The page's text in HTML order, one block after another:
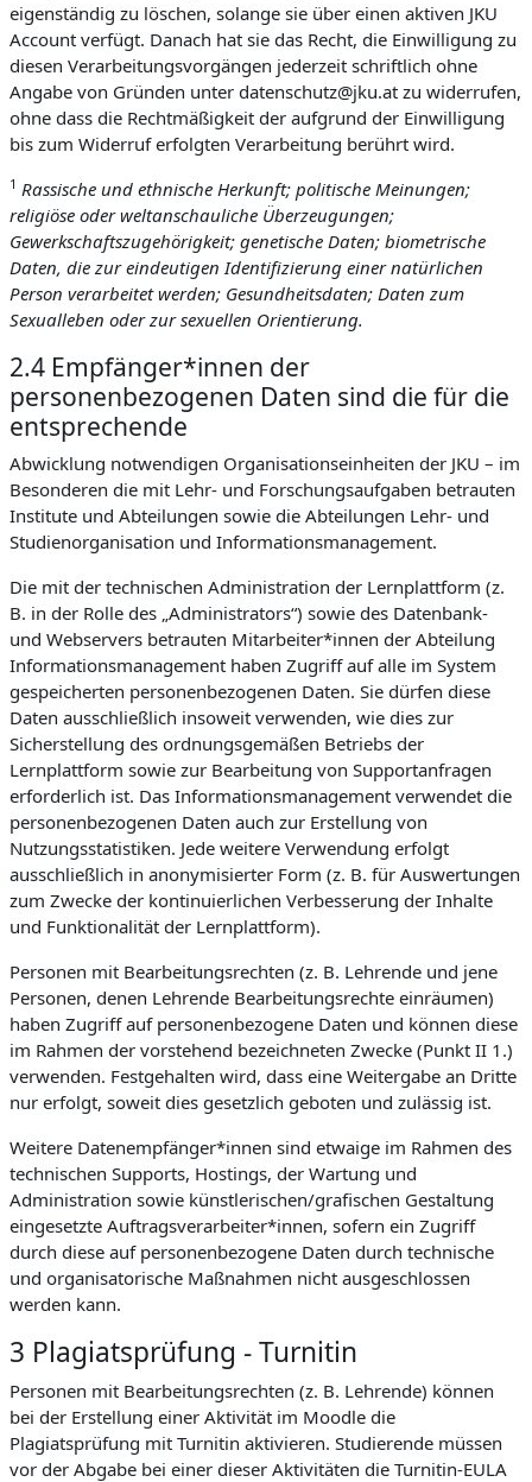
eigenständig zu löschen, solange sie über einen aktiven JKU
Account verfügt. Danach hat sie das Recht, die Einwilligung zu
diesen Verarbeitungsvorgängen jederzeit schriftlich ohne
Angabe von Gründen unter datenschutz@jku.at zu widerrufen,
ohne dass die Rechtmäßigkeit der aufgrund der Einwilligung
bis zum Widerruf erfolgten Verarbeitung berührt wird.
1 Rassische und ethnische Herkunft; politische Meinungen;
religiöse oder weltanschauliche Überzeugungen;
Gewerkschaftszugehörigkeit; genetische Daten; biometrische
Daten, die zur eindeutigen Identifizierung einer natürlichen
Person verarbeitet werden; Gesundheitsdaten; Daten zum
Sexualleben oder zur sexuellen Orientierung.
2.4 Empfänger*innen der
personenbezogenen Daten sind die für die
entsprechende
Abwicklung notwendigen Organisationseinheiten der JKU – im
Besonderen die mit Lehr- und Forschungsaufgaben betrauten
Institute und Abteilungen sowie die Abteilungen Lehr- und
Studienorganisation und Informationsmanagement.
Die mit der technischen Administration der Lernplattform (z.
B. in der Rolle des „Administrators“) sowie des Datenbank-
und Webservers betrauten Mitarbeiter*innen der Abteilung
Informationsmanagement haben Zugriff auf alle im System
gespeicherten personenbezogenen Daten. Sie dürfen diese
Daten ausschließlich insoweit verwenden, wie dies zur
Sicherstellung des ordnungsgemäßen Betriebs der
Lernplattform sowie zur Bearbeitung von Supportanfragen
erforderlich ist. Das Informationsmanagement verwendet die
personenbezogenen Daten auch zur Erstellung von
Nutzungsstatistiken. Jede weitere Verwendung erfolgt
ausschließlich in anonymisierter Form (z. B. für Auswertungen
zum Zwecke der kontinuierlichen Verbesserung der Inhalte
und Funktionalität der Lernplattform).
Personen mit Bearbeitungsrechten (z. B. Lehrende und jene
Personen, denen Lehrende Bearbeitungsrechte einräumen)
haben Zugriff auf personenbezogene Daten und können diese
im Rahmen der vorstehend bezeichneten Zwecke (Punkt II 1.)
verwenden. Festgehalten wird, dass eine Weitergabe an Dritte
nur erfolgt, soweit dies gesetzlich geboten und zulässig ist.
Weitere Datenempfänger*innen sind etwaige im Rahmen des
technischen Supports, Hostings, der Wartung und
Administration sowie künstlerischen/grafischen Gestaltung
eingesetzte Auftragsverarbeiter*innen, sofern ein Zugriff
durch diese auf personenbezogene Daten durch technische
und organisatorische Maßnahmen nicht ausgeschlossen
werden kann.
3 Plagiatsprüfung - Turnitin
Personen mit Bearbeitungsrechten (z. B. Lehrende) können
bei der Erstellung einer Aktivität im Moodle die
Plagiatsprüfung mit Turnitin aktivieren. Studierende müssen
vor der Abgabe bei einer dieser Aktivitäten die Turnitin-EULA